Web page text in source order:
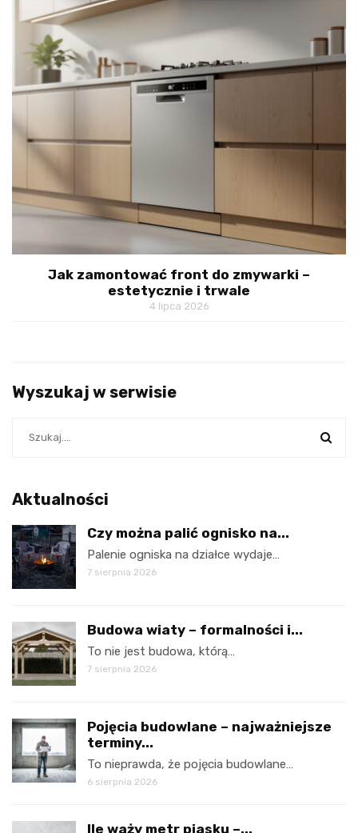
Jak zamontować front do zmywarki –
estetycznie i trwale
4 lipca 2026
Wyszukaj w serwisie
Aktualności
Czy można palić ognisko na...
Palenie ogniska na działce wydaje…
7 sierpnia 2026
Budowa wiaty – formalności i...
To nie jest budowa, którą…
7 sierpnia 2026
Pojęcia budowlane – najważniejsze
terminy...
To nieprawda, że pojęcia budowlane…
6 sierpnia 2026
Ile waży metr piasku –...